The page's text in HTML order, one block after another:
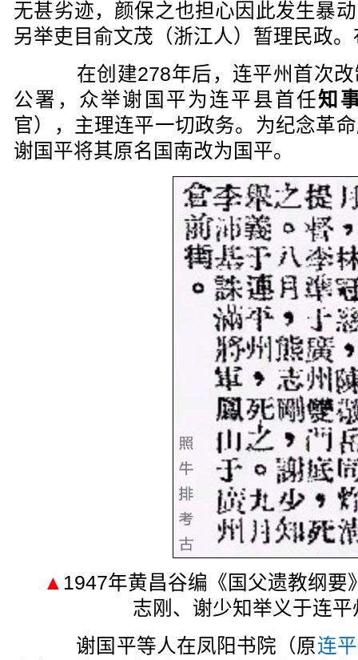
无甚劣迹，颜保之也担心因此发生暴
另举吏目俞文茂（浙江人）暂理民政
在创建278年后，连平州首次改
公署，众举谢国平为连平县首任知
官），主理连平一切政务。为纪念革
谢国平将其原名国南改为国平。
▲ 1947年黄昌谷编《国父遗教纲要
志刚、谢少知举义于连平
谢国平等人在凤阳书院（原连